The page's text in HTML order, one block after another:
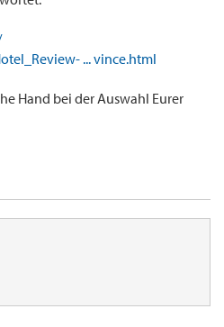
... vince.html
Hand bei der Auswahl Eurer